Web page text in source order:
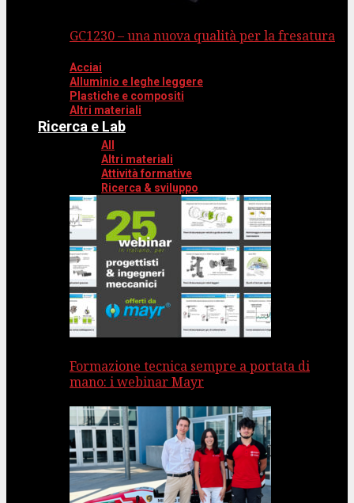
GC1230 – una nuova qualità per la fresatura
Acciai
Alluminio e leghe leggere
Plastiche e compositi
Altri materiali
Ricerca e Lab
All
Altri materiali
Attività formative
Ricerca & sviluppo
Formazione tecnica sempre a portata di
mano: i webinar Mayr